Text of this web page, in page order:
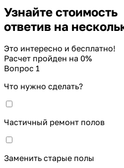
Узнайте стоимость
ответив на
Это интересно и бесплатно!
Расчет пройден на 0%
Вопрос 1
Что нужно сделать?
Частичный ремонт полов
Заменить старые полы